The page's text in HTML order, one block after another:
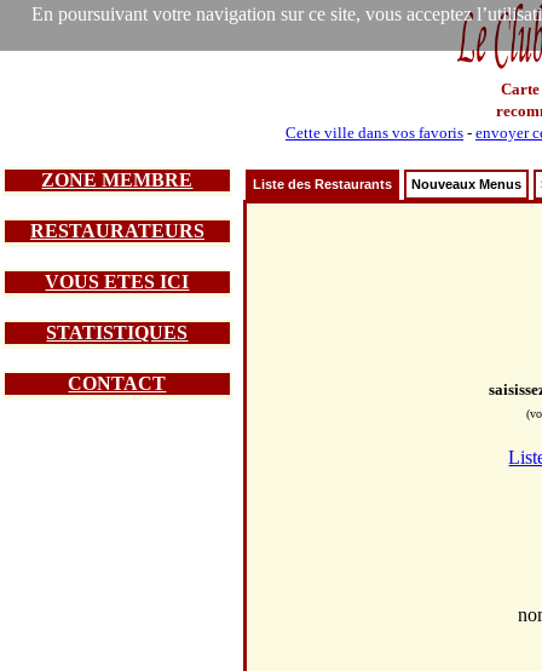
En poursuivant votre navigation sur ce site, vous acceptez
Carte
Cette ville dans vos favoris - envoyer
ZONE MEMBRE
RESTAURATEURS
VOUS ETES ICI
STATISTIQUES
CONTACT
Liste des Restaurants Nouveaux Menus